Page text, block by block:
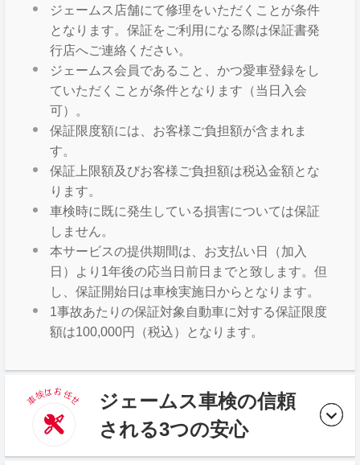
ジェームス店舗にて修理をいただくことが条件
となります。保証をご利用になる際は保証書発
行店へご連絡ください。
ジェームス会員であること、かつ愛車登録をし
ていただくことが条件となります（当日入会
可）。
保証限度額には、お客様ご負担額が含まれま
す。
保証上限額及びお客様ご負担額は税込金額とな
ります。
車検時に既に発生している損害については保証
しません。
本サービスの提供期間は、お支払い日（加入
日）より1年後の応当日前日までと致します。但
し、保証開始日は車検実施日からとなります。
1事故あたりの保証対象自動車に対する保証限度
額は100,000円（税込）となります。
ジェームス車検の信頼
される3つの安心